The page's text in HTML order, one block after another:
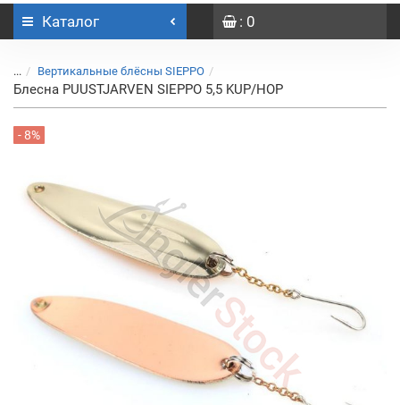
Каталог : 0
... Вертикальные блёсны SIEPPO
Блесна PUUSTJARVEN SIEPPO 5,5 KUP/HOP
- 8%